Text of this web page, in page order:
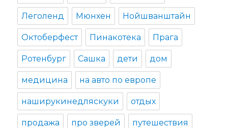
Леголенд Мюнхен Нойшванштайн
Октоберфест Пинакотека Прага
Ротенбург Сашка дети дом
медицина на авто по европе
наширукинедляскуки отдых
продажа про зверей путешествия